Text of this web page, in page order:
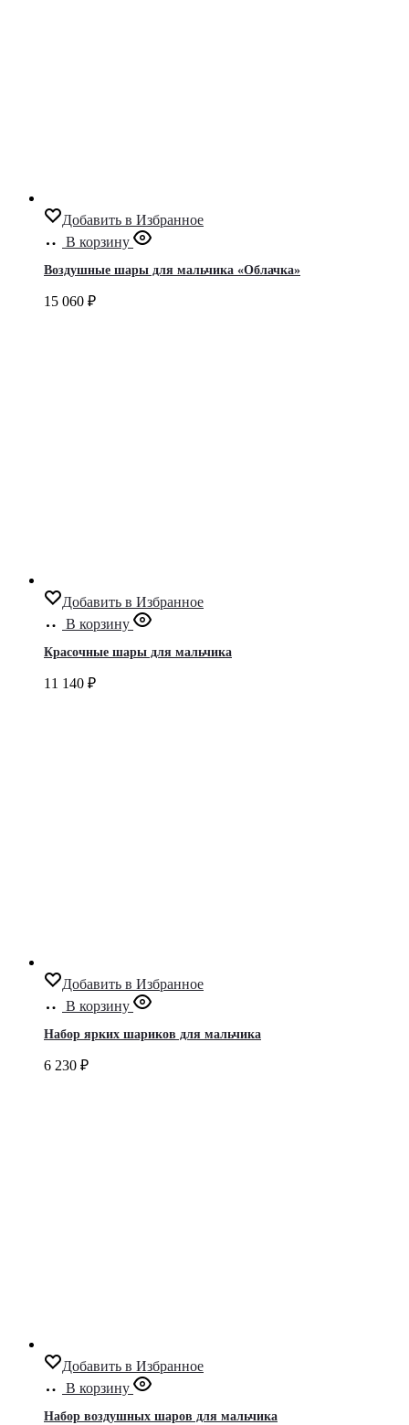
Добавить в Избранное
В корзину
Воздушные шары для мальчика «Облачка»
15 060 ₽
Добавить в Избранное
В корзину
Красочные шары для мальчика
11 140 ₽
Добавить в Избранное
В корзину
Набор ярких шариков для мальчика
6 230 ₽
Добавить в Избранное
В корзину
Набор воздушных шаров для мальчика